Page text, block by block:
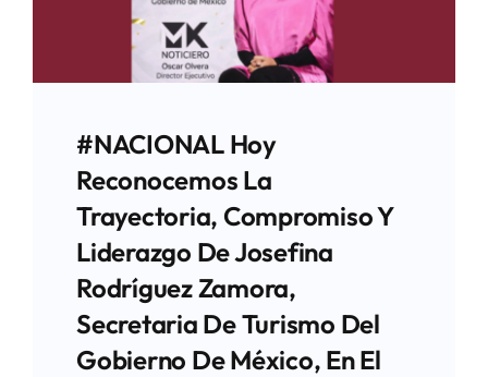
#NACIONAL Hoy
Reconocemos La
Trayectoria, Compromiso Y
Liderazgo De Josefina
Rodríguez Zamora,
Secretaria De Turismo Del
Gobierno De México, En El